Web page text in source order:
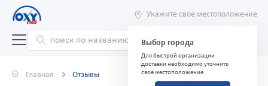
Укажите свое местоположение
Выбор города
Для быстрой организации
доставки необходимо уточнить
свое местоположение
Главная Отзывы